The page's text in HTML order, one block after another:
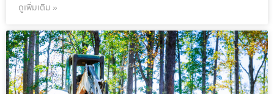
ดูเพิ่มเติม »